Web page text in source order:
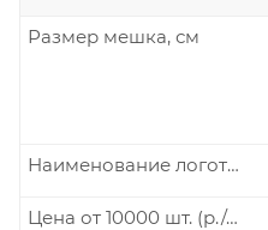
Размер мешка, см
Наименование логотипа
Цена от 10000 шт. (р./шт.)